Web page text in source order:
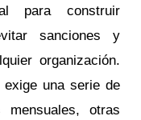
para construir
sanciones y
organización.
una serie de
mensuales, otras